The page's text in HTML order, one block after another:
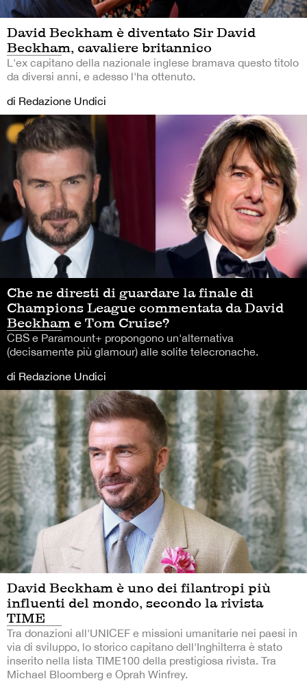
David Beckham è diventato Sir David
Beckham, cavaliere britannico
L'ex capitano della nazionale inglese bramava questo titolo
da diversi anni, e adesso l'ha ottenuto.
di Redazione Undici
Che ne diresti di guardare la finale di
Champions League commentata da David
Beckham e Tom Cruise?
CBS e Paramount+ propongono un'alternativa
(decisamente più glamour) alle solite telecronache.
di Redazione Undici
David Beckham è uno dei filantropi più
influenti del mondo, secondo la rivista
TIME
Tra donazioni all'UNICEF e missioni umanitarie nei paesi in
via di sviluppo, lo storico capitano dell'Inghilterra è stato
inserito nella lista TIME100 della prestigiosa rivista. Tra
Michael Bloomberg e Oprah Winfrey.